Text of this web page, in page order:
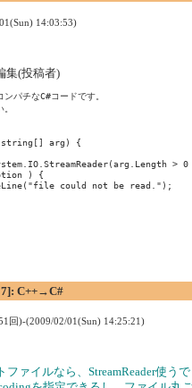
14:03:53)
集(投稿者)
パチなC#コードです。
arg) {
>
) {
could not be read.");
C++→C#
回)-(2009/02/01(Sun) 14:25:21)
ファイルなら、StreamReader使う